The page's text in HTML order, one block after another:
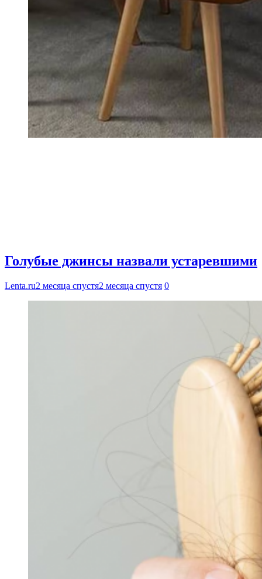
Голубые джинсы назвали устаревшими
Lenta.ru2 месяца спустя2 месяца спустя 0